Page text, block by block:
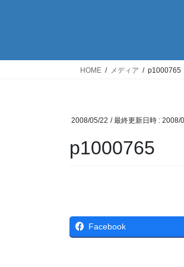
HOME メディア p1000765
2008/05/22 / 最終更新日時 : 2008/
p1000765
Facebook